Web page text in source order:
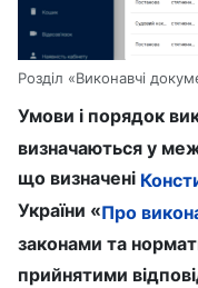
Розділ «Виконавчі
Умови і порядок
визначаються у
що визначені
України «Про
законами та
прийнятими